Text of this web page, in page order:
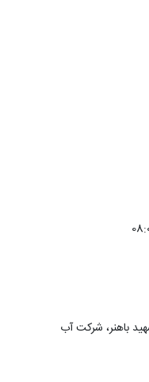
باهنر، شرکت آب